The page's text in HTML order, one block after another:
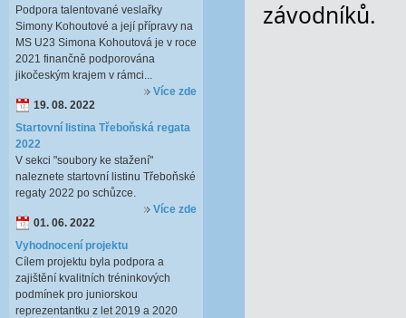
závodníků.
Podpora talentované veslařky
Simony Kohoutové a její přípravy na
MS U23 Simona Kohoutová je v roce
2021 finančně podporována
jikočeským krajem v rámci...
Více zde
19. 08. 2022
Startovní listina Třeboňská regata
2022
V sekci "soubory ke stažení"
naleznete startovní listinu Třeboňské
regaty 2022 po schůzce.
Více zde
01. 06. 2022
Vyhodnocení projektu
Cílem projektu byla podpora a
zajištění kvalitních tréninkových
podmínek pro juniorskou
reprezentantku z let 2019 a 2020